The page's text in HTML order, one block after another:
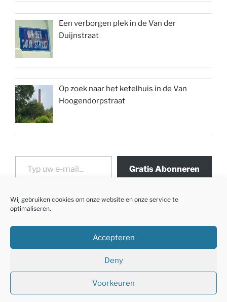
Wij gebruiken cookies om onze website en onze service te
optimaliseren.
Accepteren
Deny
Voorkeuren
Een verborgen plek in de Van der
Duijnstraat
Op zoek naar het ketelhuis in de Van
Hoogendorpstraat
Typ uw e-mail...
Gratis Abonneren
Met trots aangedreven door WordPress